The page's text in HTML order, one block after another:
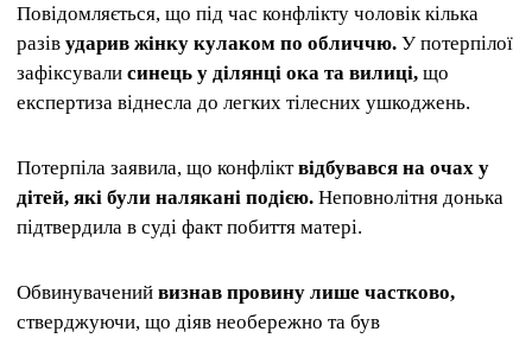
Повідомляється, що під час конфлікту чоловік кілька
разів ударив жінку кулаком по обличчю. У потерпілої
зафіксували синець у ділянці ока та вилиці, що
експертиза віднесла до легких тілесних ушкоджень.
Потерпіла заявила, що конфліктвідбувався на очах у
дітей, які були налякані подією. Неповнолітня донька
підтвердила в суді факт побиття матері.
Обвинувачений визнав провину лише частково,
стверджуючи, що діяв необережно та був